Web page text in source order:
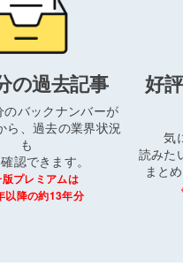
の過去記事
のバックナンバーが
ら、過去の業界状況
も
認できます。
プレミアムは
以降の約13年分
好
気
読みた
まと